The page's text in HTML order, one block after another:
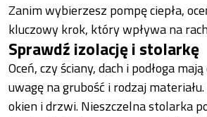
Zanim wybierzesz pompę ciepła,
kluczowy krok, który wpływa na
Sprawdź izolację i stolarkę
Oceń, czy ściany, dach i podłoga
uwagę na grubość i rodzaj
okien i drzwi. Nieszczelna stolarka